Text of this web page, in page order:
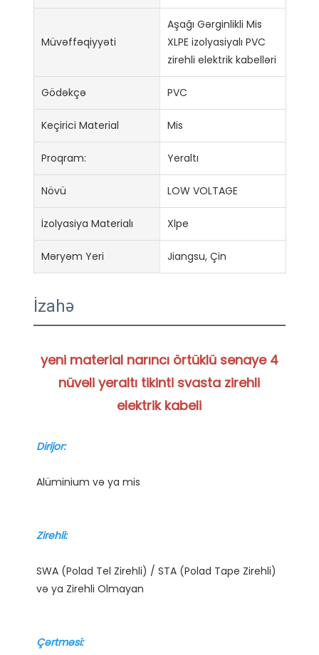
Müvəffəqiyyəti
Aşağı Gərginlikli Mis
XLPE izolyasiyalı PVC
zirehli elektrik kabelləri
Gödəkçə PVC
Keçirici Material Mis
Proqram: Yeraltı
Növü LOW VOLTAGE
İzolyasiya Materialı Xlpe
Məryəm Yeri Jiangsu, Çin
İzahə
yeni material narıncı örtüklü sənaye 4
nüvəli yeraltı tikinti svasta zirehli
SWA (Polad Tel Zirehli) / STA (Polad Tape Zirehli)
Çərtməsi: